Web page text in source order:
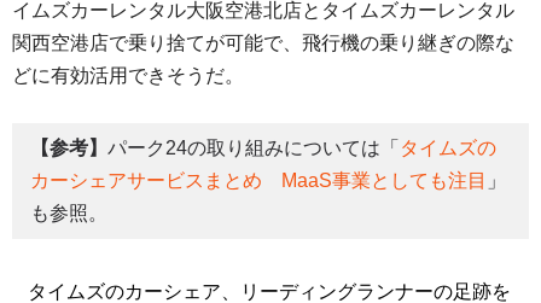
イムズカーレンタル大阪空港北店とタイムズカーレンタル
関西空港店で乗り捨てが可能で、飛行機の乗り継ぎの際な
どに有効活用できそうだ。
【参考】 パーク24の取り組みについては「 タイムズの
カーシェアサービスまとめ MaaS事業としても注目 」
も参照。
タイムズのカーシェア、リーディングランナーの足跡を